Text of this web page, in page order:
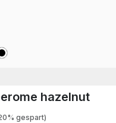
hazelnut
gespart)